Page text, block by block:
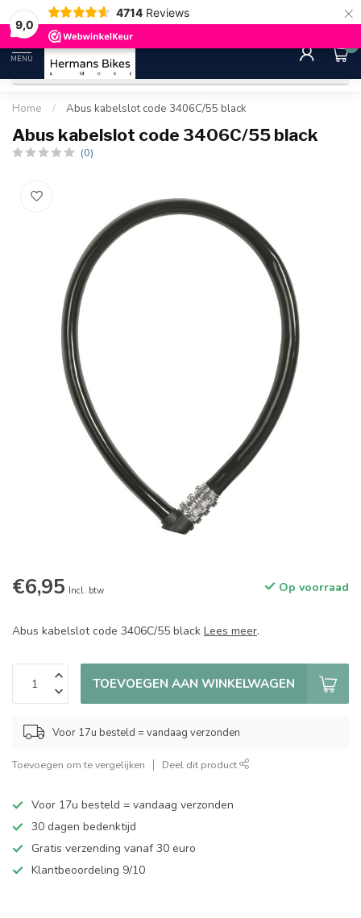
9,0
4714 Reviews ×
30 dagen bedenktijd Gratis
MENU
0
Home / Abus kabelslot code 3406C/55 black
Abus kabelslot code 3406C/55 black
(0)
€6,95 Incl. btw Op voorraad
Abus kabelslot code 3406C/55 black Lees meer.
TOEVOEGEN AAN WINKELWAGEN
Voor 17u besteld = vandaag verzonden
Toevoegen om te vergelijken Deel dit product
Voor 17u besteld = vandaag verzonden
30 dagen bedenktijd
Gratis verzending vanaf 30 euro
Klantbeoordeling 9/10